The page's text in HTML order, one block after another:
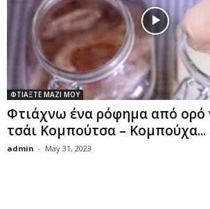
ΦΤΙΑΞΤΕ ΜΑΖΙ ΜΟΥ
Φτιάχνω ένα ρόφημα από ορό
τσάι Κομπούτσα – Κομπούχα...
admin - May 31, 2023